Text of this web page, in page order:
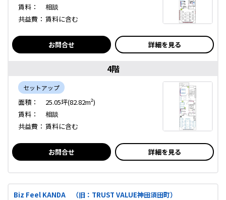
賃料：
相談
共益費： 賃料に含む
お問合せ 詳細を見る
4階
セットアップ
面積：
25.05坪(82.82m²)
賃料：
相談
共益費： 賃料に含む
お問合せ 詳細を見る
Biz Feel KANDA （旧：TRUST VALUE神田須田町）